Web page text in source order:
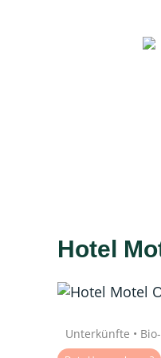
Hotel
Unterkünfte •